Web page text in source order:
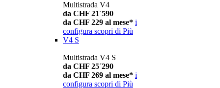
Multistrada V4
da CHF 21´590
da CHF 229 al mese* i
configura scopri di Più
V4 S
Multistrada V4 S
da CHF 25´290
da CHF 269 al mese* i
configura scopri di Più